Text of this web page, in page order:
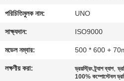
যোগাযোগ
করুন
খবর
পরিচিতিমুলক নাম: UNO
সাক্ষ্যদান: ISO9000
মডেল নম্বার: 500 * 600 +
লক্ষণীয় করা: ড্রয়স্ট্রিং ট্র্যাশ ব্যাগ,
100% কম্পোস্টেবল